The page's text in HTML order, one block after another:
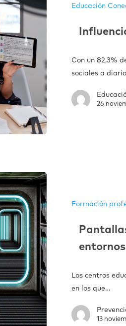
Educación
Con un 82,3%
sociales a
26
Formación
Los centros
en los que…
13